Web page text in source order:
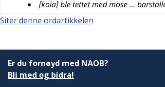
[koia] ble tettet med mose …
Siter denne ordartikkelen
Er du fornøyd med NAOB?
Bli med og bidra!